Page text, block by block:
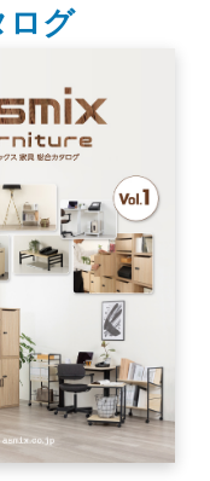
ログ